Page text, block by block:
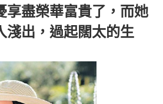
享盡榮華富貴了，而她
淺出，過起闊太的生